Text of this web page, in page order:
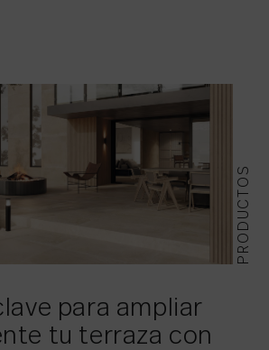
PRODUCTOS
para ampliar
tu terraza con